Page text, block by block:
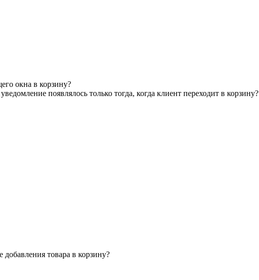
окна в корзину?
появлялось только тогда, когда клиент переходит в корзину?
товара в корзину?